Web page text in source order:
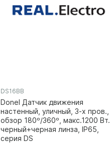
DS16BB
Donel Датчик движения
настенный, уличный, 3-х пров.,
обзор 180º/360º, макс.1200 Вт.,
черный+черная линза, IP65,
серия DS